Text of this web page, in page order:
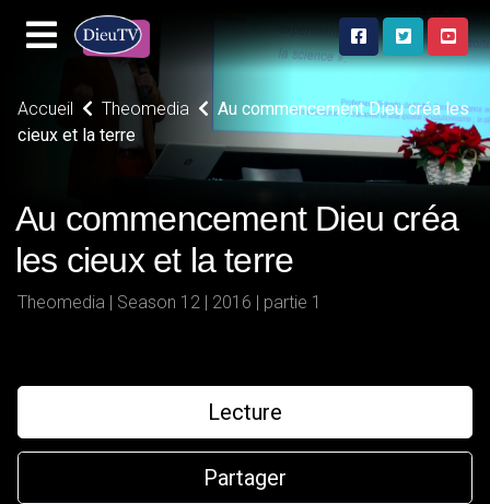
Accueil Theomedia
Au commencement Dieu créa les
cieux et la terre
Au commencement Dieu créa
les cieux et la terre
Theomedia | Season 12 | 2016 | partie 1
Lecture
Partager